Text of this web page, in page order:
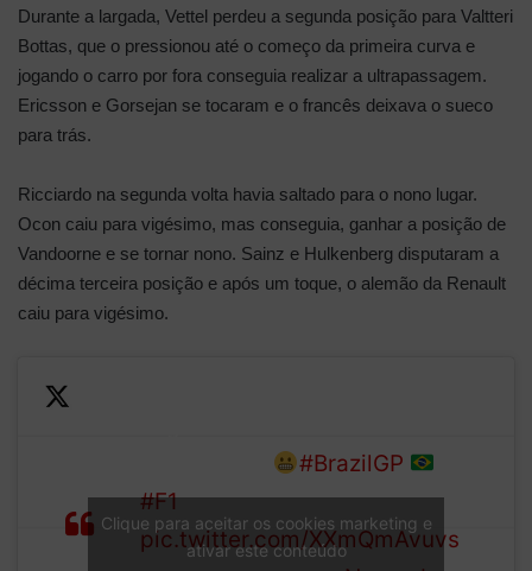
Durante a largada, Vettel perdeu a segunda posição para Valtteri
Bottas, que o pressionou até o começo da primeira curva e
jogando o carro por fora conseguia realizar a ultrapassagem.
Ericsson e Gorsejan se tocaram e o francês deixava o sueco
para trás.
Ricciardo na segunda volta havia saltado para o nono lugar.
Ocon caiu para vigésimo, mas conseguia, ganhar a posição de
Vandoorne e se tornar nono. Sainz e Hulkenberg disputaram a
décima terceira posição e após um toque, o alemão da Renault
caiu para vigésimo.
LAP
2/71
#BrazilGP
#F1
pic.twitter.com/XXmQmAvuvs
Clique para aceitar os cookies marketing e
ativar este conteúdo